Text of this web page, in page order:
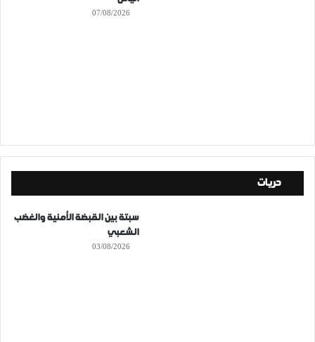
07/08/2026
حريات
سبتة بين القبضة الأمنية والغضب
الشعبي
03/08/2026